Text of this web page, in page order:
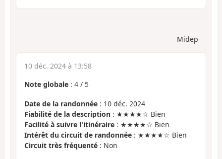
Midep
10 déc. 2024 à 13:58
Note globale : 4 / 5
Date de la randonnée : 10 déc. 2024
Fiabilité de la description : ★★★★☆ Bien
Facilité à suivre l'itinéraire : ★★★★☆ Bien
Intérêt du circuit de randonnée : ★★★★☆ Bien
Circuit très fréquenté : Non